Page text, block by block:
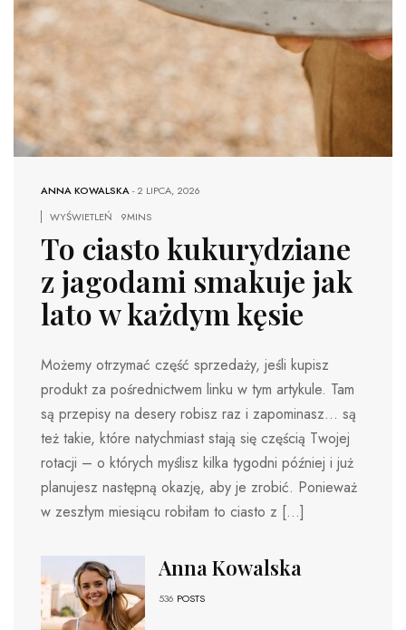
ANNA KOWALSKA-2 LIPCA, 2026
WYŚWIETLEŃ
9MINS
To ciasto kukurydziane
z jagodami smakuje jak
lato w każdym kęsie
Możemy otrzymać część sprzedaży, jeśli kupisz
produkt za pośrednictwem linku w tym artykule. Tam
są przepisy na desery robisz raz i zapominasz… są
też takie, które natychmiast stają się częścią Twojej
rotacji – o których myślisz kilka tygodni później i już
planujesz następną okazję, aby je zrobić. Ponieważ
w zeszłym miesiącu robiłam to ciasto z […]
Anna Kowalska
536 POSTS